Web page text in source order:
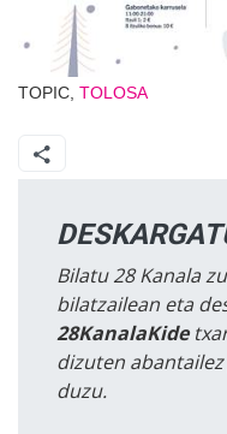
TOPIC, TOLOSA
Bilatu 28 Kanala
bilatzailean eta
28KanalaKide
dizuten
duzu.